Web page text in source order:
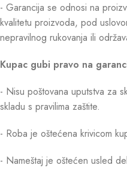
- Garancija se odnosi na
kvalitetu proizvoda, pod
nepravilnog rukovanja ili
Kupac gubi pravo na
- Nisu poštovana uputstva za
skladu s pravilima zaštite.
- Roba je oštećena krivicom
- Nameštaj je oštećen usled